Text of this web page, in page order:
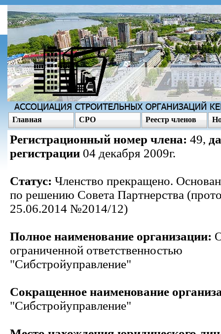
Главная СРО Реестр членов
Регистрационный номер члена: 49,
регистрации 04 декабря 2009г.
Статус: Членство прекращено.
по решению Совета Партнерства
25.06.2014 №2014/12)
Полное наименование организации:
ограниченной ответственностью
"Сибстройуправление"
Сокращенное наименование
"Сибстройуправление"